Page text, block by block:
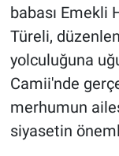
babası Emekli
Türeli,
yolculuğuna
Camii'nde
merhumun
siyasetin